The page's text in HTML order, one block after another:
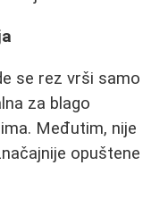
se rez vrši samo
za blago
Međutim, nije
opuštene